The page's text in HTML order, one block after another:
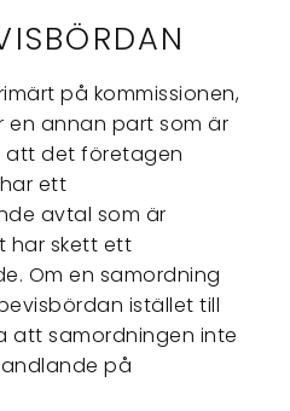
på kommissionen,
en annan part som är
att det företagen
ett
avtal som är
har skett ett
Om en samordning
istället till
att samordningen inte
på